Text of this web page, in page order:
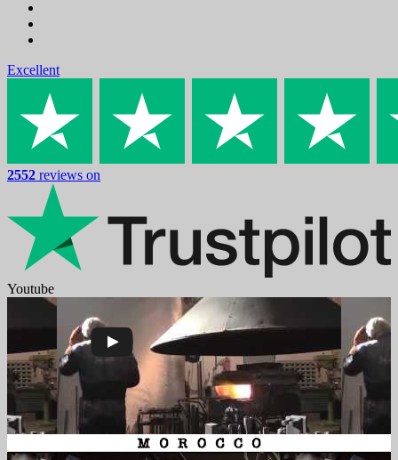
Excellent
2552 reviews on
Youtube